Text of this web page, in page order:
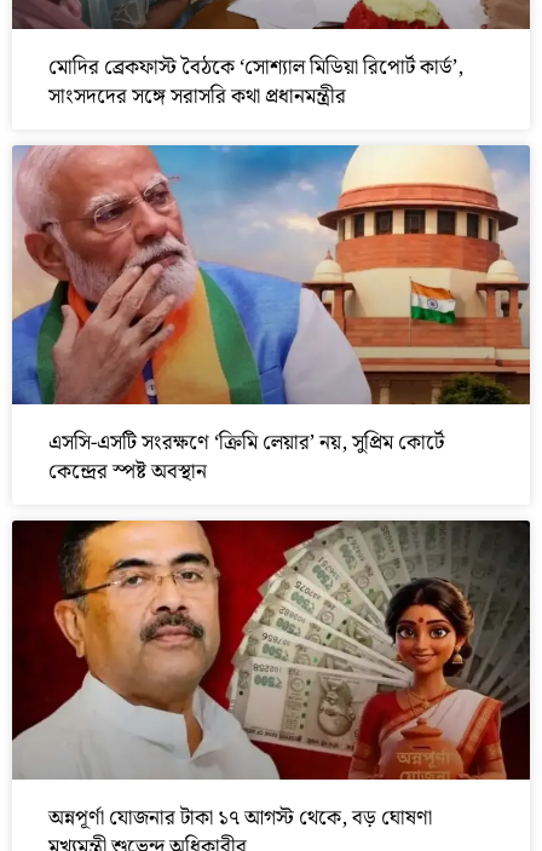
মোদির ব্রেকফাস্ট বৈঠকে ‘সোশ্যাল মিডিয়া রিপোর্ট কার্ড’,
সাংসদদের সঙ্গে সরাসরি কথা প্রধানমন্ত্রীর
এসসি-এসটি সংরক্ষণে ‘ক্রিমি লেয়ার’ নয়, সুপ্রিম কোর্টে
কেন্দ্রের স্পষ্ট অবস্থান
অন্নপূর্ণা যোজনার টাকা ১৭ আগস্ট থেকে, বড় ঘোষণা